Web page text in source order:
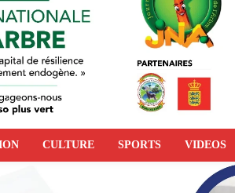
CULTURE SPORTS VIDEOS